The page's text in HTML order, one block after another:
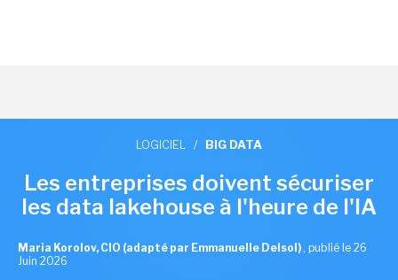
LOGICIEL / BIG DATA
Les entreprises doivent sécuriser
les data lakehouse à l'heure de l'IA
Maria Korolov, CIO (adapté par Emmanuelle Delsol) , publié le 26
Juin 2026